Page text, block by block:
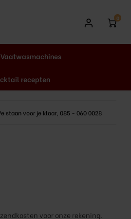
0
Vaatwasmachines
recepten
staan voor je klaar, 085 - 060 0028
voor onze rekening.